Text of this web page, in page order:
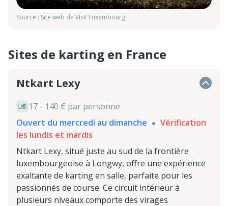
Source : Site web de Visit Luxembourg
Sites de karting en France
Ntkart Lexy
17 - 140 € par personne
Ouvert du mercredi au dimanche
Vérification
les lundis et mardis
Ntkart Lexy, situé juste au sud de la frontière
luxembourgeoise à Longwy, offre une expérience
exaltante de karting en salle, parfaite pour les
passionnés de course. Ce circuit intérieur à
plusieurs niveaux comporte des virages